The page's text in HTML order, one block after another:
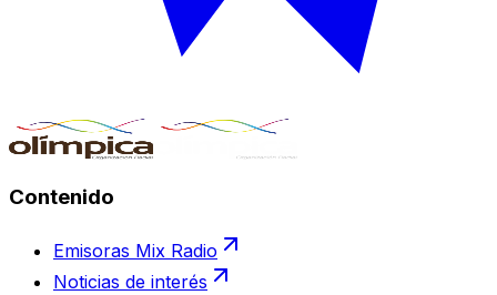
Contenido
Emisoras Mix Radio
Noticias de interés